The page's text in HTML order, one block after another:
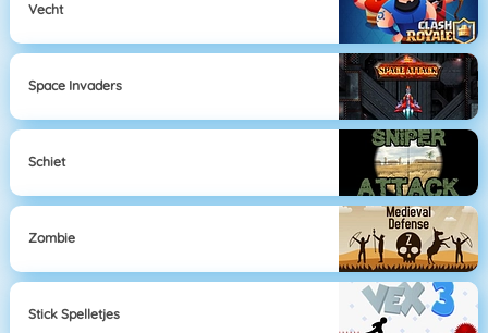
Vecht
Space Invaders
Schiet
Zombie
Stick Spelletjes